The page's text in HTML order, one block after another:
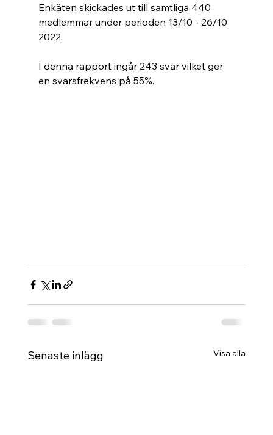
Enkäten skickades ut till samtliga 440
medlemmar under perioden 13/10 - 26/10
2022.
I denna rapport ingår 243 svar vilket ger
en svarsfrekvens på 55%.
Senaste inlägg Visa alla